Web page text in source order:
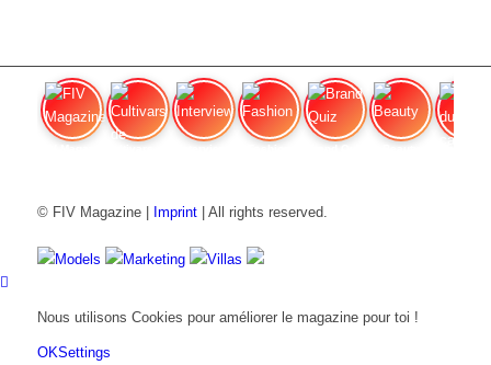
© FIV Magazine | Imprint| All rights reserved.
Models Marketing Villas
Nous utilisons Cookies pour améliorer le magazine pour toi !
OKSettings